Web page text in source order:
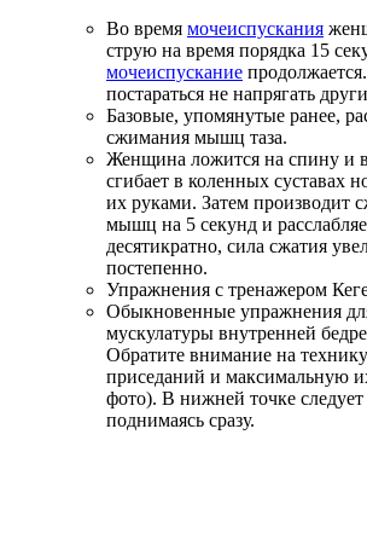
Во время мочеиспускания
струю на время порядка 15
мочеиспускание
постараться не напрягать
Базовые, упомянутые ранее,
сжимания мышц таза.
Женщина ложится на спину и
сгибает в коленных суставах
их руками. Затем производит
мышц на 5 секунд и
десятикратно, сила сжатия
постепенно.
Упражнения с тренажером
Обыкновенные упражнения
мускулатуры внутренней
Обратите внимание на
приседаний и максимальную
фото). В нижней точке следует
поднимаясь сразу.